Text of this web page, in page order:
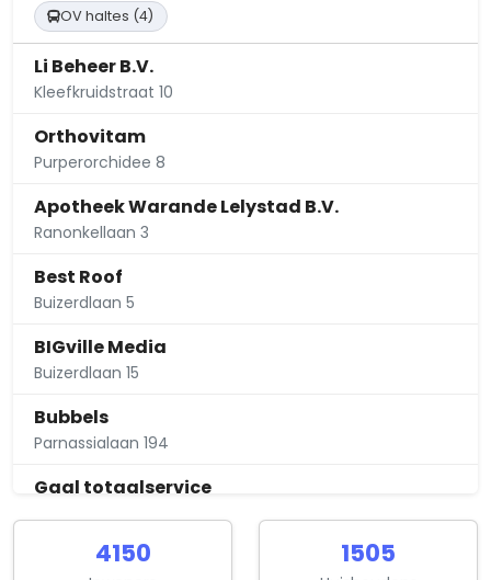
OV haltes (4)
Li Beheer B.V.
Kleefkruidstraat 10
Orthovitam
Purperorchidee 8
Apotheek Warande Lelystad B.V.
Ranonkellaan 3
Best Roof
Buizerdlaan 5
BIGville Media
Buizerdlaan 15
Bubbels
Parnassialaan 194
Gaal totaalservice
Moeder & Ik
4150 1505